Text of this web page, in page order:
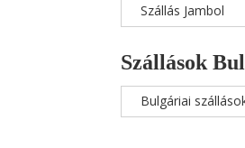
Szállás Jambol
Szállások
Bulgáriai